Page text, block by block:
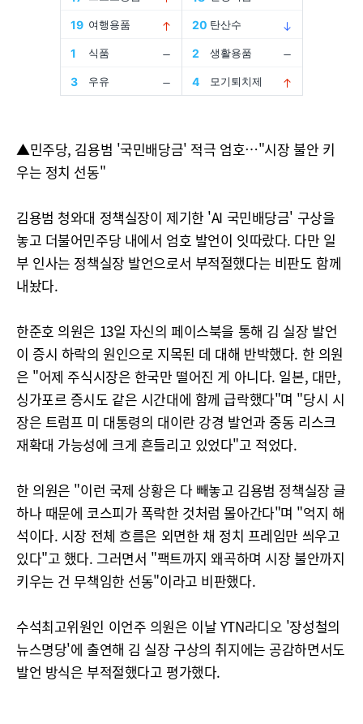
▲민주당, 김용범 '국민배당금' 적극 엄호…"시장 불안 키
우는 정치 선동"
김용범 청와대 정책실장이 제기한 'AI 국민배당금' 구상을
놓고 더불어민주당 내에서 엄호 발언이 잇따랐다. 다만 일
부 인사는 정책실장 발언으로서 부적절했다는 비판도 함께
내놨다.
한준호 의원은 13일 자신의 페이스북을 통해 김 실장 발언
이 증시 하락의 원인으로 지목된 데 대해 반박했다. 한 의원
은 "어제 주식시장은 한국만 떨어진 게 아니다. 일본, 대만,
싱가포르 증시도 같은 시간대에 함께 급락했다"며 "당시 시
장은 트럼프 미 대통령의 대이란 강경 발언과 중동 리스크
재확대 가능성에 크게 흔들리고 있었다"고 적었다.
한 의원은 "이런 국제 상황은 다 빼놓고 김용범 정책실장 글
하나 때문에 코스피가 폭락한 것처럼 몰아간다"며 "억지 해
석이다. 시장 전체 흐름은 외면한 채 정치 프레임만 씌우고
있다"고 했다. 그러면서 "팩트까지 왜곡하며 시장 불안까지
키우는 건 무책임한 선동"이라고 비판했다.
수석최고위원인 이언주 의원은 이날 YTN라디오 '장성철의
뉴스명당'에 출연해 김 실장 구상의 취지에는 공감하면서도
발언 방식은 부적절했다고 평가했다.